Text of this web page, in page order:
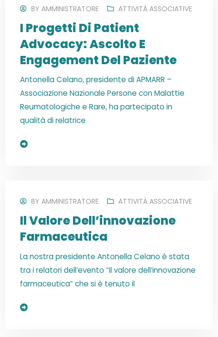
BYAMMINISTRATORE ATTIVITÀ ASSOCIATIVE
I Progetti Di Patient
Advocacy: Ascolto E
Engagement Del Paziente
Antonella Celano, presidente di APMARR –
Associazione Nazionale Persone con Malattie
Reumatologiche e Rare, ha partecipato in
qualità di relatrice
BYAMMINISTRATORE ATTIVITÀ ASSOCIATIVE
Il Valore Dell’innovazione
Farmaceutica
La nostra presidente Antonella Celano è stata
tra i relatori dell’evento “Il valore dell’innovazione
farmaceutica” che si è tenuto il